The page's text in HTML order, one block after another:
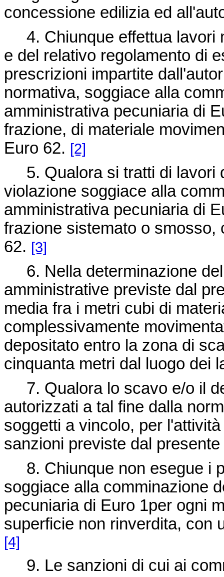
concessione edilizia ed
4. Chiunque effettua lavori
e del relativo regolamento di
prescrizioni impartite
normativa, soggiace alla
amministrativa pecuniaria di
frazione, di materiale
Euro 62. [2]
5. Qualora si tratti di lavori
violazione soggiace alla
amministrativa pecuniaria di
frazione sistemato o smosso,
62. [3]
6. Nella determinazione
amministrative previste dal
media fra i metri cubi di
complessivamente
depositato entro la zona di
cinquanta metri dal luogo dei
7. Qualora lo scavo e/o il
autorizzati a tal fine dalla
soggetti a vincolo, per
sanzioni previste dal
8. Chiunque non esegue i
soggiace alla comminazione
pecuniaria di Euro 1per ogni
superficie non rinverdita, con
[4]
9. Le sanzioni di cui ai